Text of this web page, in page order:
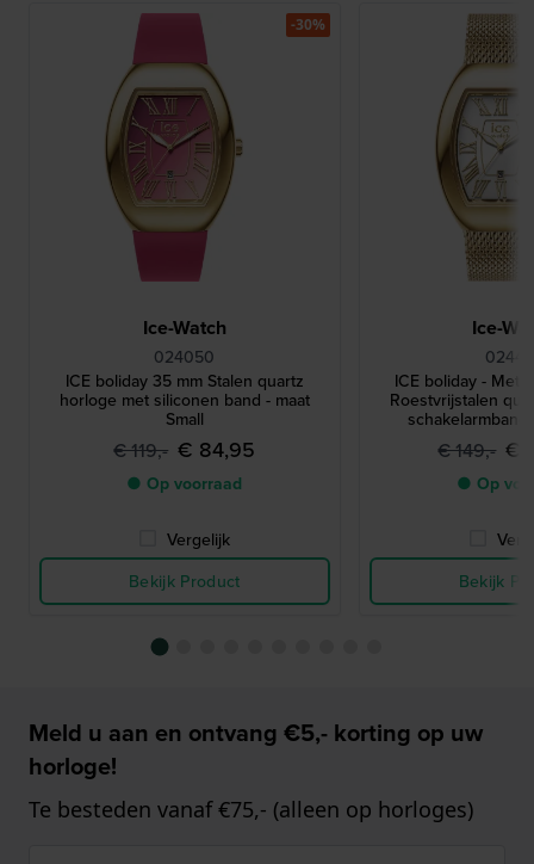
Ice-Watch
024050
ICE boliday 35 mm Stalen quartz
horloge met siliconen band - maat
Small
€ 119,- € 84,95
● Op voorraad
Vergelijk
Bekijk Product
-30%
Ice-
ICE boliday -
Roestvrijstalen
schakelarmband
€ 149,- €
● Op
Bekijk
Meld u aan en ontvang €5,- korting op uw
horloge!
Te besteden vanaf €75,- (alleen op horloges)